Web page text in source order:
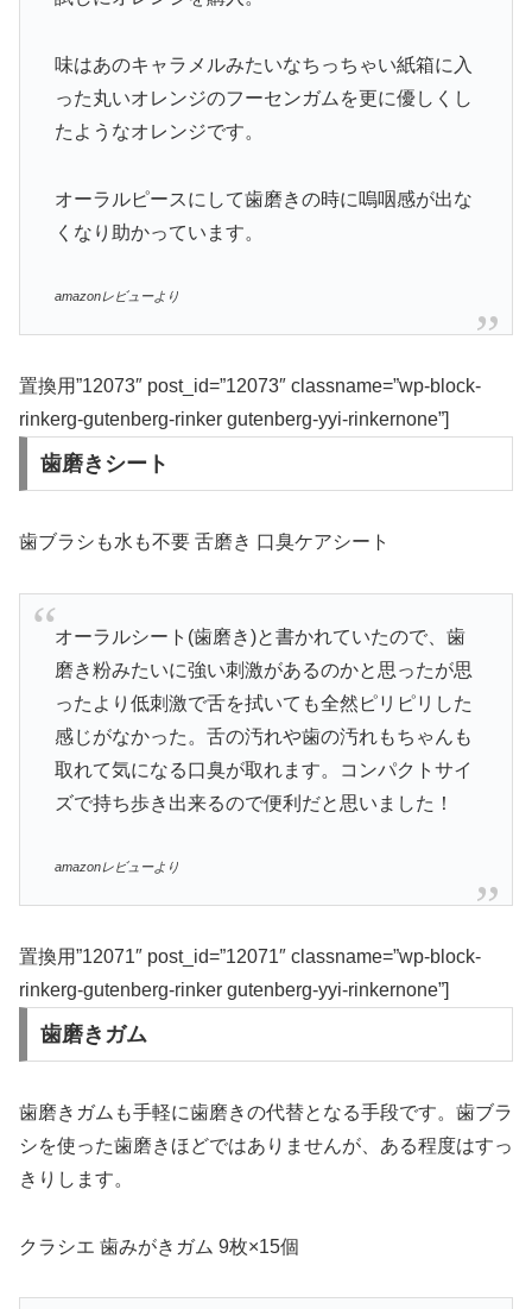
味はあのキャラメルみたいなちっちゃい紙箱に入
った丸いオレンジのフーセンガムを更に優しくし
たようなオレンジです。
オーラルピースにして歯磨きの時に嗚咽感が出な
くなり助かっています。
amazonレビューより
置換用”12073″ post_id=”12073″ classname=”wp-block-
rinkerg-gutenberg-rinker gutenberg-yyi-rinkernone”]
歯磨きシート
歯ブラシも水も不要 舌磨き 口臭ケアシート
オーラルシート(歯磨き)と書かれていたので、歯
磨き粉みたいに強い刺激があるのかと思ったが思
ったより低刺激で舌を拭いても全然ピリピリした
感じがなかった。舌の汚れや歯の汚れもちゃんも
取れて気になる口臭が取れます。コンパクトサイ
ズで持ち歩き出来るので便利だと思いました！
amazonレビューより
置換用”12071″ post_id=”12071″ classname=”wp-block-
rinkerg-gutenberg-rinker gutenberg-yyi-rinkernone”]
歯磨きガム
歯磨きガムも手軽に歯磨きの代替となる手段です。歯ブラ
シを使った歯磨きほどではありませんが、ある程度はすっ
きりします。
クラシエ 歯みがきガム 9枚×15個